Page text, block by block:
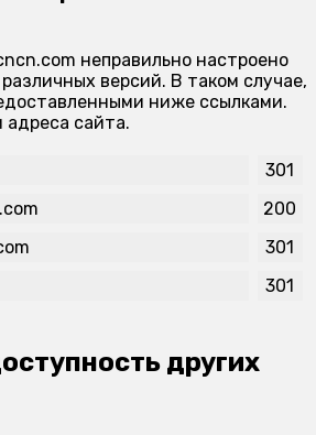
неправильно настроено
версий. В таком случае,
ниже ссылками.
сайта.
301
200
301
301
других